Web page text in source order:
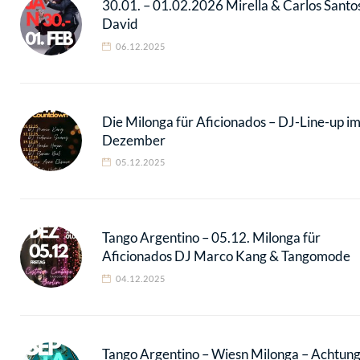
30.01. – 01.02.2026 Mirella & Carlos
David
06.12.2025
Die Milonga für Aficionados – DJ-Line-up im
Dezember
05.12.2025
Tango Argentino – 05.12. Milonga für
Aficionados DJ Marco Kang & Tangomode
04.12.2025
Tango Argentino – Wiesn Milonga – Achtung